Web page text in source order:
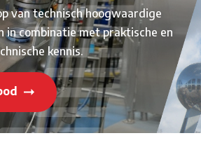
van technisch hoogwaardige
in combinatie met praktische en
kennis.